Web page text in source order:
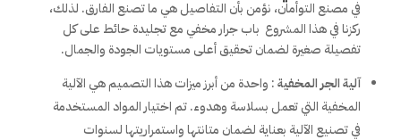
في مصنع التوأمان، نؤمن بأن التفاصيل هي ما تصنع الفارق. لذلك،
ركزنا في هذا المشروع باب جرار مخفي مع تجليدة حائط على كل
تفصيلة صغيرة لضمان تحقيق أعلى مستويات الجودة والجمال.
آلية الجر المخفية: واحدة من أبرز ميزات هذا التصميم هي الآلية
المخفية التي تعمل بسلاسة وهدوء. تم اختيار المواد المستخدمة
في تصنيع الآلية بعناية لضمان متانتها واستمراريتها لسنوات